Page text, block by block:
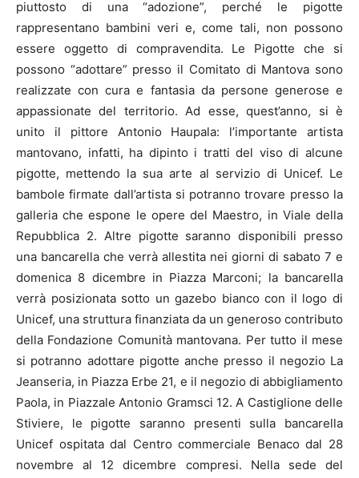
piuttosto di una “adozione”, perché le pigotte
rappresentano bambini veri e, come tali, non possono
essere oggetto di compravendita. Le Pigotte che si
possono “adottare” presso il Comitato di Mantova sono
realizzate con cura e fantasia da persone generose e
appassionate del territorio. Ad esse, quest’anno, si è
unito il pittore Antonio Haupala: l’importante artista
mantovano, infatti, ha dipinto i tratti del viso di alcune
pigotte, mettendo la sua arte al servizio di Unicef. Le
bambole firmate dall’artista si potranno trovare presso la
galleria che espone le opere del Maestro, in Viale della
Repubblica 2. Altre pigotte saranno disponibili presso
una bancarella che verrà allestita nei giorni di sabato 7 e
domenica 8 dicembre in Piazza Marconi; la bancarella
verrà posizionata sotto un gazebo bianco con il logo di
Unicef, una struttura finanziata da un generoso contributo
della Fondazione Comunità mantovana. Per tutto il mese
si potranno adottare pigotte anche presso il negozio La
Jeanseria, in Piazza Erbe 21, e il negozio di abbigliamento
Paola, in Piazzale Antonio Gramsci 12. A Castiglione delle
Stiviere, le pigotte saranno presenti sulla bancarella
Unicef ospitata dal Centro commerciale Benaco dal 28
novembre al 12 dicembre compresi. Nella sede del